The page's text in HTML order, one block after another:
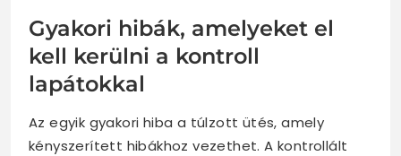
Gyakori hibák, amelyeket el
kell kerülni a kontroll
lapátokkal
Az egyik gyakori hiba a túlzott ütés, amely
kényszerített hibákhoz vezethet. A kontrollált